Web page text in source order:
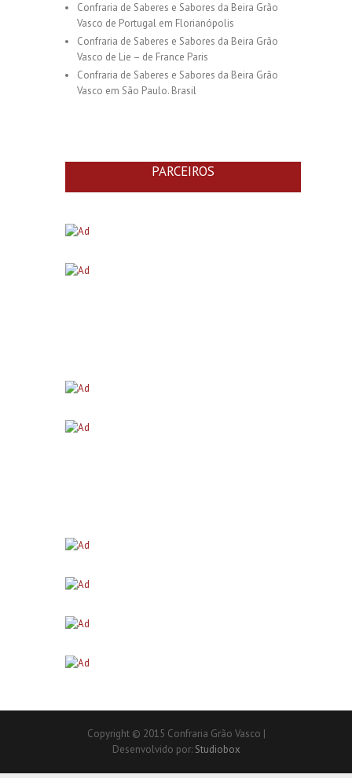
Confraria de Saberes e Sabores da Beira Grão
Vasco de Portugal em Florianópolis
Confraria de Saberes e Sabores da Beira Grão
Vasco de Lie – de France Paris
Confraria de Saberes e Sabores da Beira Grão
Vasco em São Paulo. Brasil
PARCEIROS
Copyright © 2015 Confraria Grão Vasco |
Desenvolvido por: Studiobox